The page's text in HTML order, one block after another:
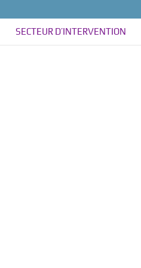
SECTEUR D’INTERVENTION